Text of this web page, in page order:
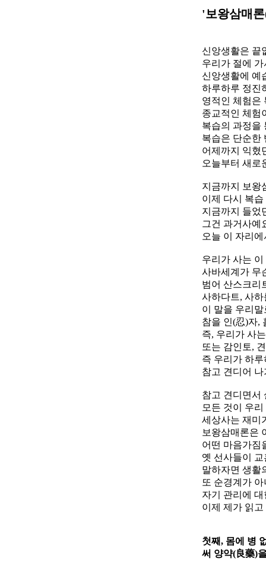
'보왕삼매
신앙생활은 끝
우리가 절에
신앙생활에 예
하루하루 정진
영적인 체험은
종교적인 체험
복습의 과정을
복습은 단순한
어제까지 익혔
오늘부터 새로
지금까지 보왕
이제 다시 복
지금까지 들었
그건 과거사예
오늘 이 자리
우리가 사는
사바세계가 무
범어 산스크리
사하다트, 사
이 말을 우리
참을 인(忍)자,
즉, 우리가 사
또는 감인토,
즉 우리가 하
참고 견디어
참고 견디면서
모든 것이 우
세상사는 재미
보왕삼매론은
어떤 마음가짐
옛 선사들이
말하자면 생활
또 순경계가
자기 관리에
이제 제가 읽
첫째, 몸에 병
써 양약(良藥)